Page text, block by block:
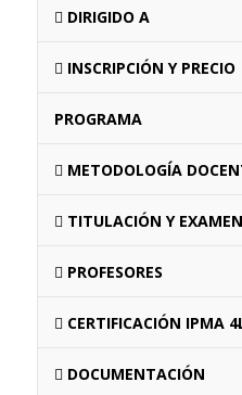
DIRIGIDO A
INSCRIPCIÓN Y PRECIO
PROGRAMA
METODOLOGÍA
TITULACIÓN Y
PROFESORES
CERTIFICACIÓN IPMA
DOCUMENTACIÓN